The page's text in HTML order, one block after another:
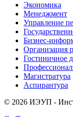
Экономика
Менеджмент
Управление
Бизнес-
Организация
Гостиничное
Магистратура
Аспирантура
© 2026 ИЭУП -